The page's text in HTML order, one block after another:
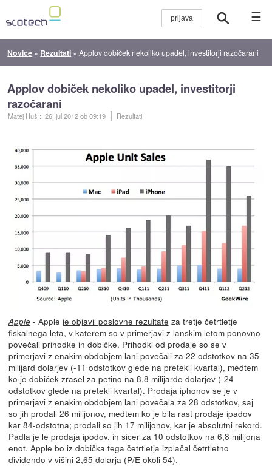
☰
Novice » Rezultati »Applov dobiček nekoliko upadel, investitorji razočarani
Applov dobiček nekoliko upadel, investitorji
razočarani
Matej Huš ::26. jul 2012ob 09:19 Rezultati
Apple- Apple je objavil poslovne rezultate za tretje četrtletje
fiskalnega leta, v katerem so v primerjavi z lanskim letom ponovno
povečali prihodke in dobičke. Prihodki od prodaje so se v
primerjavi z enakim obdobjem lani povečali za 22 odstotkov na 35
milijard dolarjev (-11 odstotkov glede na pretekli kvartal), medtem
ko je dobiček zrasel za petino na 8,8 milijarde dolarjev (-24
odstotkov glede na pretekli kvartal). Prodaja iphonov se je v
primerjavi z enakim obdobjem lani povečala za 28 odstotkov, saj
so jih prodali 26 milijonov, medtem ko je bila rast prodaje ipadov
kar 84-odstotna; prodali so jih 17 milijonov, kar je absolutni rekord.
Padla je le prodaja ipodov, in sicer za 10 odstotkov na 6,8 milijona
enot. Apple bo iz dobička tega četrtletja izplačal četrtletno
dividendo v višini 2,65 dolarja (P/E okoli 54).